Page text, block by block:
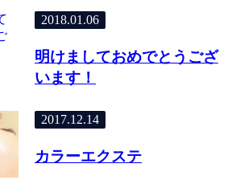
2018.01.06
明けましておめでとうござ
います！
2017.12.14
カラーエクステ